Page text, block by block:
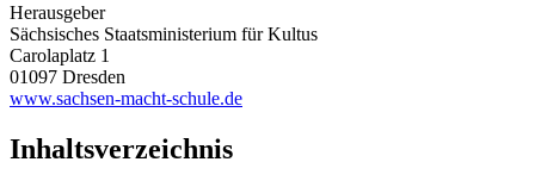
Herausgeber
Sächsisches Staatsministerium für Kultus
Carolaplatz 1
01097 Dresden
www.sachsen-macht-schule.de
Inhaltsverzeichnis